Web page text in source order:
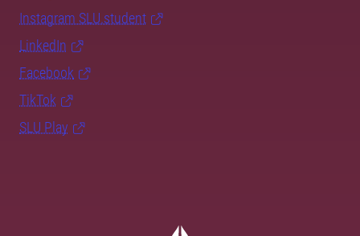
Instagram SLU.student
LinkedIn
Facebook
TikTok
SLU Play